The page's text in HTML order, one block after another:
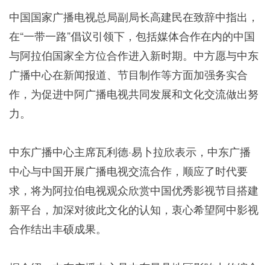
中国国家广播电视总局副局长高建民在致辞中指出，
在“一带一路”倡议引领下，包括媒体合作在内的中国
与阿拉伯国家全方位合作进入新时期。中方愿与中东
广播中心在新闻报道、节目制作等方面加强务实合
作，为促进中阿广播电视共同发展和文化交流做出努
力。
中东广播中心主席瓦利德·易卜拉欣表示，中东广播
中心与中国开展广播电视交流合作，顺应了时代要
求，将为阿拉伯电视观众欣赏中国优秀影视节目搭建
新平台，加深对彼此文化的认知，衷心希望阿中影视
合作结出丰硕成果。